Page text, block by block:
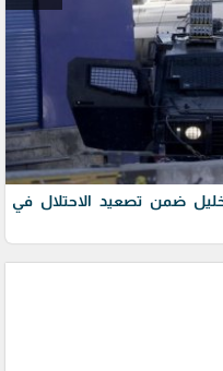
ضمن تصعيد الاحتلال في